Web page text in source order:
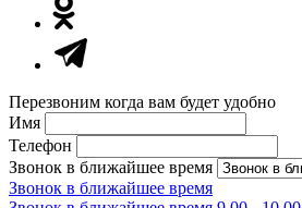
Перезвоним когда вам будет удобно
Имя
Телефон
Звонок в ближайшее время
Звонок в ближайшее время